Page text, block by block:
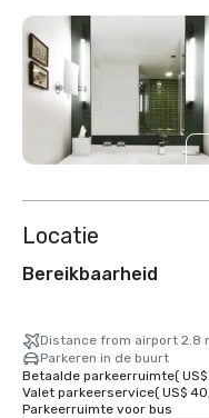
Locatie
Bereikbaarheid
Distance from airport 2.8
Parkeren in de buurt
Betaalde parkeerruimte(
Valet parkeerservice( US$
Parkeerruimte voor bus